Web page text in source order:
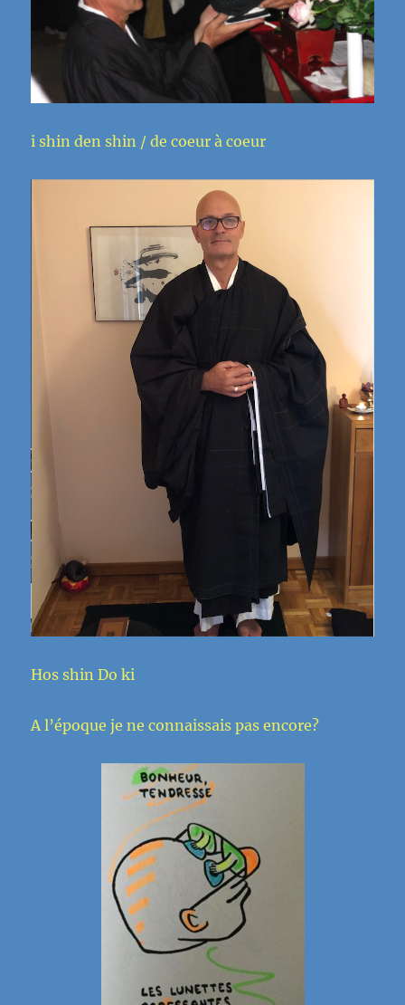
i shin den shin / de coeur à coeur
Hos shin Do ki
A l’époque je ne connaissais pas encore?